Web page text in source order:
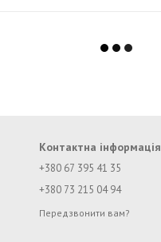
Контактна інформація
+380 67 395 41 35
+380 73 215 04 94
Передзвонити вам?